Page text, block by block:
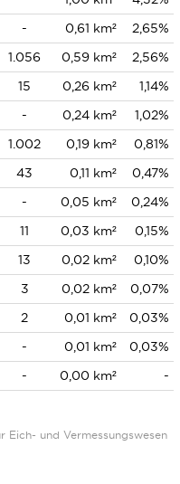
- 0,61 km²
2,65%
1.056 0,59 km²
2,56%
15 0,26 km²
1,14%
- 0,24 km²
1,02%
1.002 0,19 km²
0,81%
43 0,11 km²
0,47%
- 0,05 km²
0,24%
11 0,03 km²
0,15%
13 0,02 km²
0,10%
3 0,02 km²
0,07%
2 0,01 km²
0,03%
- 0,01 km²
0,03%
- 0,00 km² -
Eich- und Vermessungswesen